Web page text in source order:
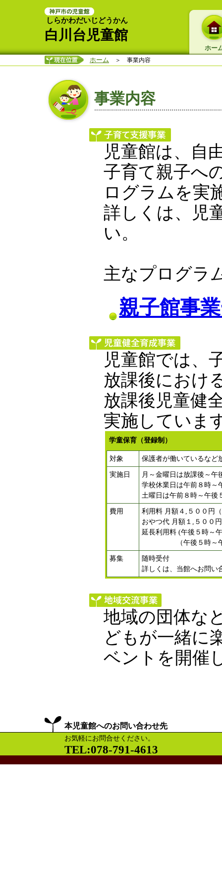
しらかわだいじどうかん
白川台児童館
ホー
ホーム ＞ 事業内容
事業内容
児童館は、自
子育て親子へ
ログラムを実
詳しくは、児
い。
主なプログラ
親子館事
児童館では、
放課後におけ
放課後児童健
実施していま
学童保育（登録制）
対象
保護者が働いているなど
実施日
月～金曜日は放課後～午
学校休業日は午前８時～
土曜日は午前８時～午後
費用
利用料 月額４,５００円
おやつ代 月額１,５００円
延長利用料 (午後５時～
（午後５時～午後
募集
随時受付
詳しくは、当館へお問い
地域の団体な
どもが一緒に
ベントを開催
本児童館へのお問い合わせ先
お気軽にお問合せください。
TEL:078-791-4613